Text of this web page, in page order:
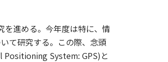
を進める。今年度は特に、情
て研究する。この際、念頭
Positioning System: GPS)と